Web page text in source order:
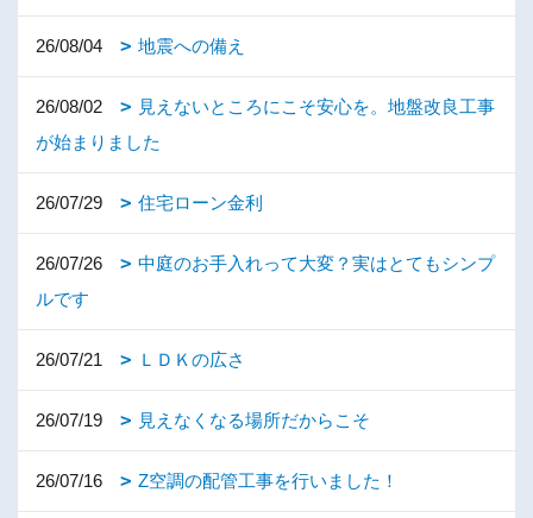
26/08/04 地震への備え
26/08/02
見えないところにこそ安心を。地盤改良工事
が始まりました
26/07/29 住宅ローン金利
26/07/26
中庭のお手入れって大変？実はとてもシンプ
ルです
26/07/21 ＬＤＫの広さ
26/07/19 見えなくなる場所だからこそ
26/07/16 Z空調の配管工事を行いました！